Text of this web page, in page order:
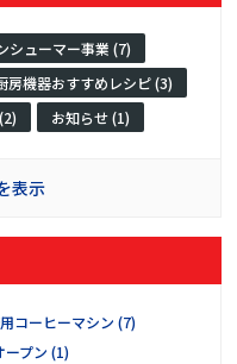
シューマー事業 (7)
房機器おすすめレシピ (3)
お知らせ (1)
表示
コーヒーマシン (7)
ープン (1)